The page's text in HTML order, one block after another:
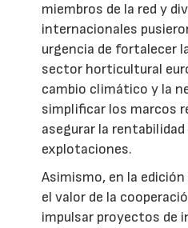
miembros de la red y
internacionales
urgencia de fortalecer
sector horticultural
cambio climático y la
simplificar los marcos
asegurar la rentabilidad
explotaciones.
Asimismo, en la
el valor de la
impulsar proyectos de